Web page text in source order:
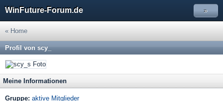
WinFuture-Forum.de »
« Home
Profil von scy_
Meine Informationen
Gruppe: aktive Mitglieder